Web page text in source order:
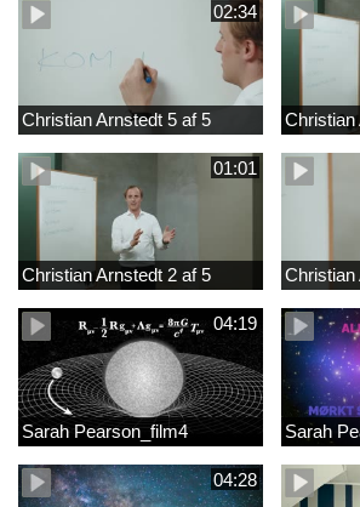
02:34
Christian Arnstedt 5 af 5 Christian
01:01
Christian Arnstedt 2 af 5 Christian
04:19
Sarah Pearson_film4 Sarah
04:28